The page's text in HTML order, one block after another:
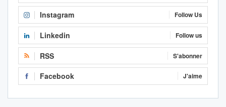
Instagram Follow Us
Linkedin Follow us
RSS S'abonner
Facebook J'aime